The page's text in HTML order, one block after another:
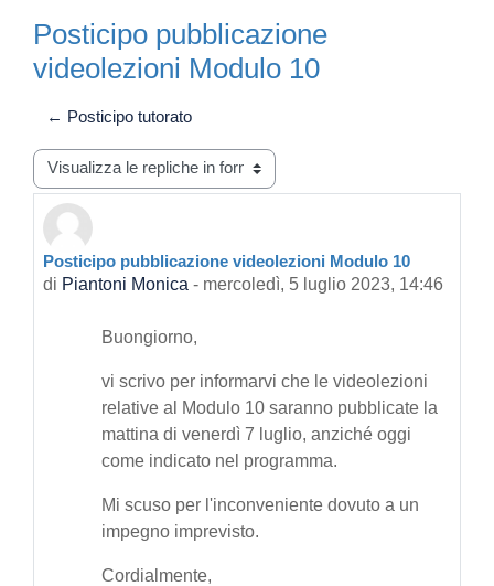
Posticipo pubblicazione
videolezioni Modulo 10
← Posticipo tutorato
Modalità visualizzazione
Posticipo pubblicazione videolezioni Modulo 10
di Piantoni Monica - mercoledì, 5 luglio 2023, 14:46
Numero di risposte: 0
Buongiorno,
vi scrivo per informarvi che le videolezioni
relative al Modulo 10 saranno pubblicate la
mattina di venerdì 7 luglio, anziché oggi
come indicato nel programma.
Mi scuso per l'inconveniente dovuto a un
impegno imprevisto.
Cordialmente,